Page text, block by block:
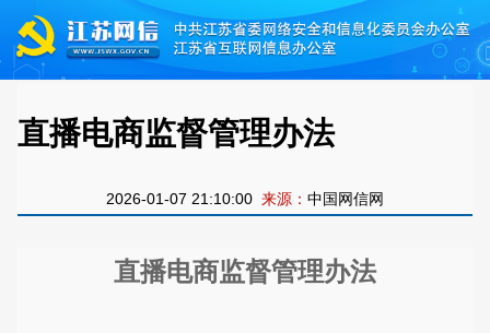
​直播电商监督管理办法
2026-01-07 21:10:00 来源： 中国网信网
直播电商监督管理办法